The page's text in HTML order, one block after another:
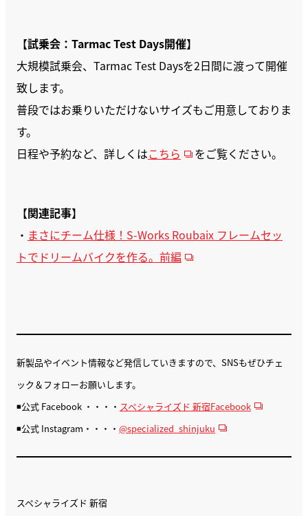
【試乗会：Tarmac Test Days開催】
大規模試乗会、Tarmac Test Daysを2日間に渡って開催
致します。
普段ではお乗りいただけないサイズもご用意しておりま
す。
日程や予約など、詳しくはこちら をご覧ください。
【関連記事】
・ まさにチーム仕様！S-Works Roubaix フレームセッ
トでドリームバイクを作る。前編
新製品やイベント情報など発信していきますので、SNSもぜひチェ
ック＆フォローお願いします。
◾️公式 Facebook ・・・・ スペシャライズド 新宿Facebook
◾️公式 Instagram・・・・ @specialized_shinjuku
スペシャライズド 新宿